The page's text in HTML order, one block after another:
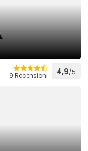
9 Recensioni 4,9/5